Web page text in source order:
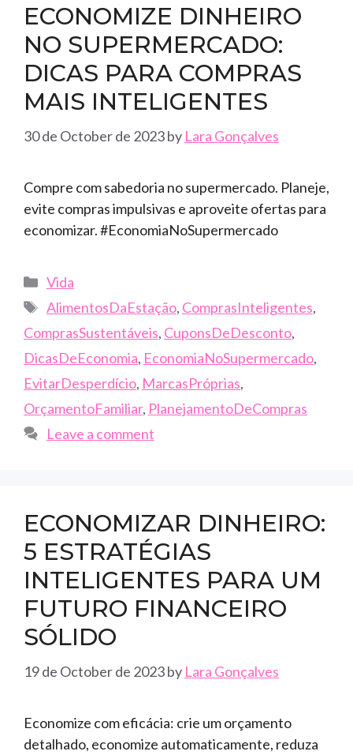
ECONOMIZE DINHEIRO
NO SUPERMERCADO:
DICAS PARA COMPRAS
MAIS INTELIGENTES
30 de October de 2023by Lara Gonçalves
Compre com sabedoria no supermercado. Planeje,
evite compras impulsivas e aproveite ofertas para
economizar. #EconomiaNoSupermercado
Categories
Vida
Tags
AlimentosDaEstação, ComprasInteligentes,
ComprasSustentáveis, CuponsDeDesconto,
DicasDeEconomia, EconomiaNoSupermercado,
EvitarDesperdício, MarcasPróprias,
OrçamentoFamiliar, PlanejamentoDeCompras
Leave a comment
ECONOMIZAR DINHEIRO:
5 ESTRATÉGIAS
INTELIGENTES PARA UM
FUTURO FINANCEIRO
SÓLIDO
19 de October de 2023by Lara Gonçalves
Economize com eficácia: crie um orçamento
detalhado, economize automaticamente, reduza